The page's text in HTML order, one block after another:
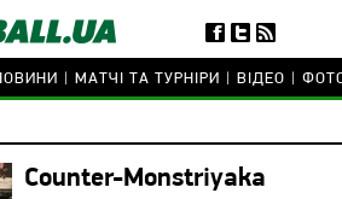
МАТЧІ ТА ТУРНІРИ ВІДЕО
Counter-Monstriyaka